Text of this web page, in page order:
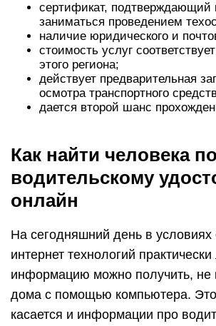
сертификат, подтверждающий
заниматься проведением
наличие юридического и
стоимость услуг
этого региона;
действует предварительная
осмотра транспортного
дается второй шанс
Как найти человека по
водительскому
онлайн
На сегодняшний день в условиях
интернет технологий
информацию можно получить, не
дома с помощью компьютера.
касается и информации про